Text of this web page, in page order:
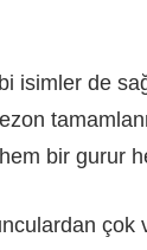
de
bir gurur
çok